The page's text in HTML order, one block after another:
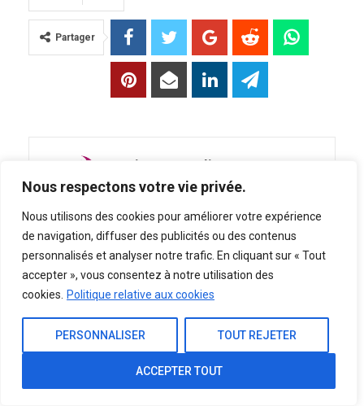
Nous respectons votre vie privée.
Nous utilisons des cookies pour améliorer votre expérience
de navigation, diffuser des publicités ou des contenus
personnalisés et analyser notre trafic. En cliquant sur « Tout
accepter », vous consentez à notre utilisation des
cookies.
Politique relative aux cookies
PERSONNALISER TOUT REJETER
ACCEPTER TOUT
Partager
Linette Poulin
Comments
Les coupes de cheveux sont quelque
chose qui va nous donner un look parfait
et cela améliore notre visage pour le
rendre plus beau, de sorte que toutes les
personnes du monde prennent des